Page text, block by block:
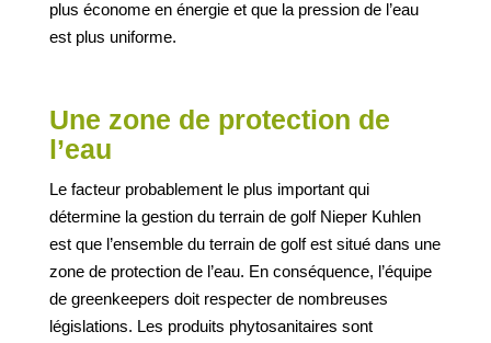
plus économe en énergie et que la pression de l’eau
est plus uniforme.
Une zone de protection de
l’eau
Le facteur probablement le plus important qui
détermine la gestion du terrain de golf Nieper Kuhlen
est que l’ensemble du terrain de golf est situé dans une
zone de protection de l’eau. En conséquence, l’équipe
de greenkeepers doit respecter de nombreuses
législations. Les produits phytosanitaires sont